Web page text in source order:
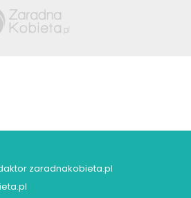
zaradnakobieta.pl